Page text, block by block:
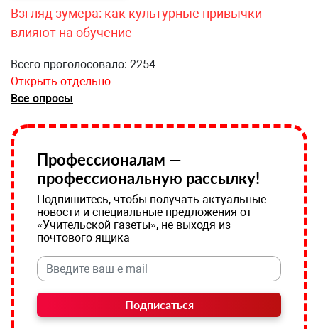
Взгляд зумера: как культурные привычки
влияют на обучение
Всего проголосовало: 2254
Открыть отдельно
Все опросы
Профессионалам —
профессиональную рассылку!
Подпишитесь, чтобы получать актуальные
новости и специальные предложения от
«Учительской газеты», не выходя из
почтового ящика
Подписаться